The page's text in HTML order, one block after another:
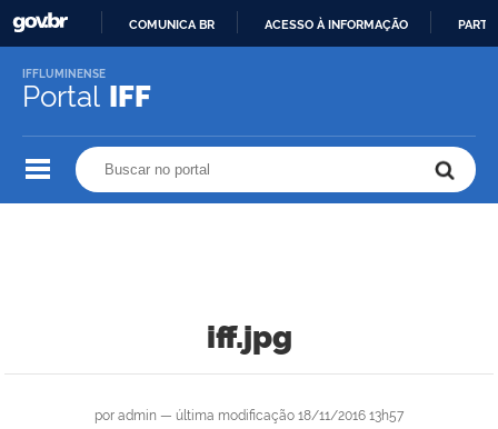
COMUNICA BR ACESSO À INFORMAÇÃO
Portal IFF
IFFLUMINENSE
iff.jpg
por admin — última modificação 18/11/2016 13h57